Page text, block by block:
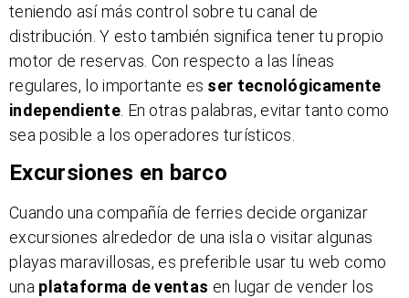
teniendo así más control sobre tu canal de
distribución. Y esto también significa tener tu propio
motor de reservas. Con respecto a las líneas
regulares, lo importante es ser tecnológicamente
independiente. En otras palabras, evitar tanto como
sea posible a los operadores turísticos.
Excursiones en barco
Cuando una compañía de ferries decide organizar
excursiones alrededor de una isla o visitar algunas
playas maravillosas, es preferible usar tu web como
una plataforma de ventas en lugar de vender los